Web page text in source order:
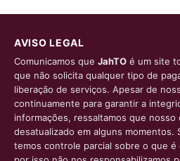
AVISO LEGAL
Comunicamos que JahTO é um site
que não solicita qualquer tipo de
liberação de serviços. Apesar de
continuamente para garantir a
informações, ressaltamos que
desatualizado em alguns momentos.
temos controle parcial sobre o que